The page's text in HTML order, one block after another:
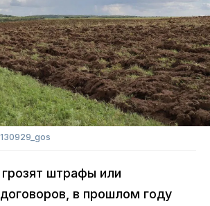
штрафы или
в прошлом году